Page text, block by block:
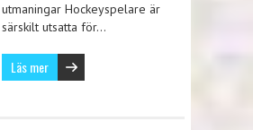
utmaningar Hockeyspelare är
särskilt utsatta för…
Läs mer